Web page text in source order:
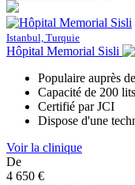
Istanbul, Turquie
Hôpital Memorial Sisli
Populaire auprès
Capacité de 200 lits
Certifié par JCI
Dispose d'une
Voir la clinique
De
4 650 €